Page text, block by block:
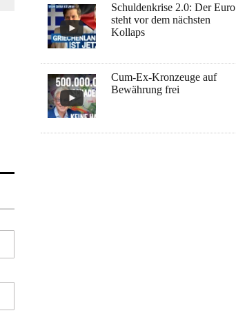
Schuldenkrise 2.0: Der Euro
steht vor dem nächsten
Kollaps
Cum-Ex-Kronzeuge auf
Bewährung frei